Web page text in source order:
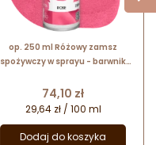
op. 250 ml Różowy zamsz
spożywczy w sprayu - barwnik
Colours
Cena
74,10 zł
29,64 zł / 100 ml
Dodaj do koszyka